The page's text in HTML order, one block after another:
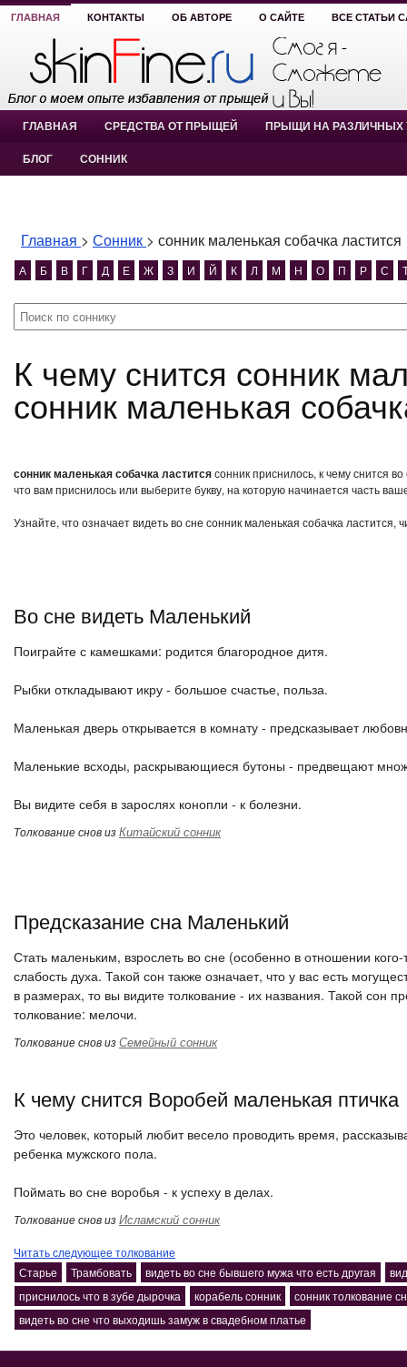
ГЛАВНАЯ КОНТАКТЫ ОБ АВТОРЕ О САЙТЕ ВСЕ СТАТЬИ
ГЛАВНАЯ СРЕДСТВА ОТ ПРЫЩЕЙ ПРЫЩИ НА РАЗЛИЧНЫХ
БЛОГ СОННИК
Главная > Сонник > сонник маленькая собачка ластится
А Б В Г Д Е Ж З И Й К Л М Н О П Р С
К чему снится сонник маленькая собачка ластится?
сонник маленькая
сонник маленькая собачка ластитсясонник приснилось, к чему снится
что вам приснилось или выберите букву, на которую начинается часть
Узнайте, что означает видеть во сне сонник маленькая собачка
Во сне видеть Маленький
Поиграйте с камешками: родится благородное дитя.
Рыбки откладывают икру - большое счастье, польза.
Маленькая дверь открывается в комнату - предсказывает
Маленькие всходы, раскрывающиеся бутоны - предвещают
Вы видите себя в зарослях конопли - к болезни.
Толкование снов изКитайский сонник
Предсказание сна Маленький
Стать маленьким, взрослеть во сне (особенно в отношении
слабость духа. Такой сон также означает, что у вас есть
в размерах, то вы видите толкование - их названия. Такой сон
толкование: мелочи.
Толкование снов изСемейный сонник
К чему снится Воробей маленькая птичка
Это человек, который любит весело проводить время,
ребенка мужского пола.
Поймать во сне воробья - к успеху в делах.
Толкование снов изИсламский сонник
Читать следующее толкование
Старье
Трамбовать видеть во сне бывшего мужа что есть другая
приснилось что в зубе дырочка
корабель сонник
сонник толкование
видеть во сне что выходишь замуж в свадебном платье